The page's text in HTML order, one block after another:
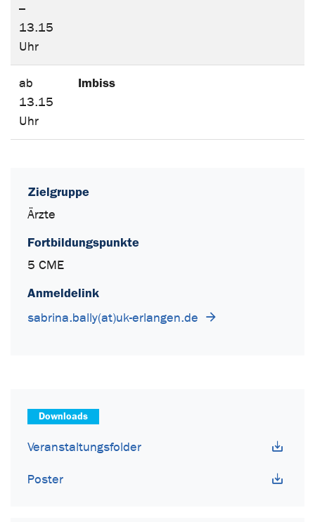
–
13.15
Uhr
ab
13.15
Uhr
Imbiss
Zielgruppe
Ärzte
Fortbildungspunkte
5 CME
Anmeldelink
sabrina.bally(at)uk-erlangen.de
Downloads
Veranstaltungsfolder
Poster